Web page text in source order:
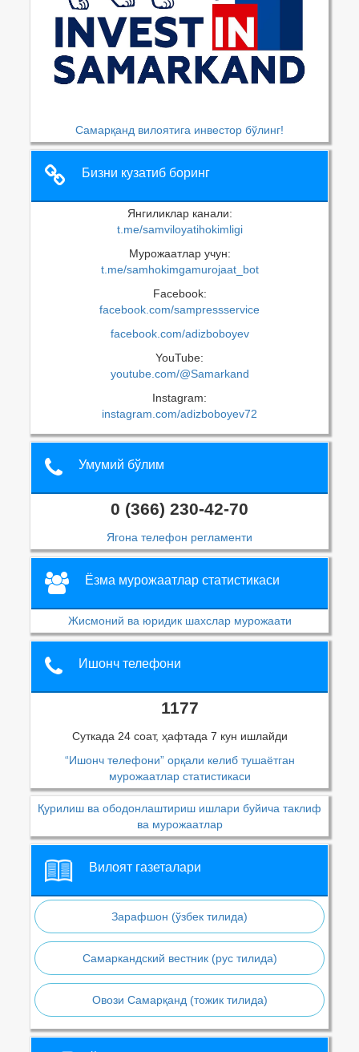
Самарқанд вилоятига инвестор бўлинг!
Бизни кузатиб боринг
Янгиликлар канали:
t.me/samviloyatihokimligi
Мурожаатлар учун:
t.me/samhokimgamurojaat_bot
Facebook:
facebook.com/sampressservice
facebook.com/adizboboyev
YouTube:
youtube.com/@Samarkand
Instagram:
instagram.com/adizboboyev72
Умумий бўлим
0 (366) 230-42-70
Ягона телефон регламенти
Ёзма мурожаатлар статистикаси
Жисмоний ва юридик шахслар мурожаати
Ишонч телефони
1177
Суткада 24 соат, ҳафтада 7 кун ишлайди
“Ишонч телефони” орқали келиб тушаётган
мурожаатлар статистикаси
Қурилиш ва ободонлаштириш ишлари буйича таклиф
ва мурожаатлар
Вилоят газеталари
Зарафшон (ўзбек тилида)
Самаркандский вестник (рус тилида)
Овози Самарқанд (тожик тилида)